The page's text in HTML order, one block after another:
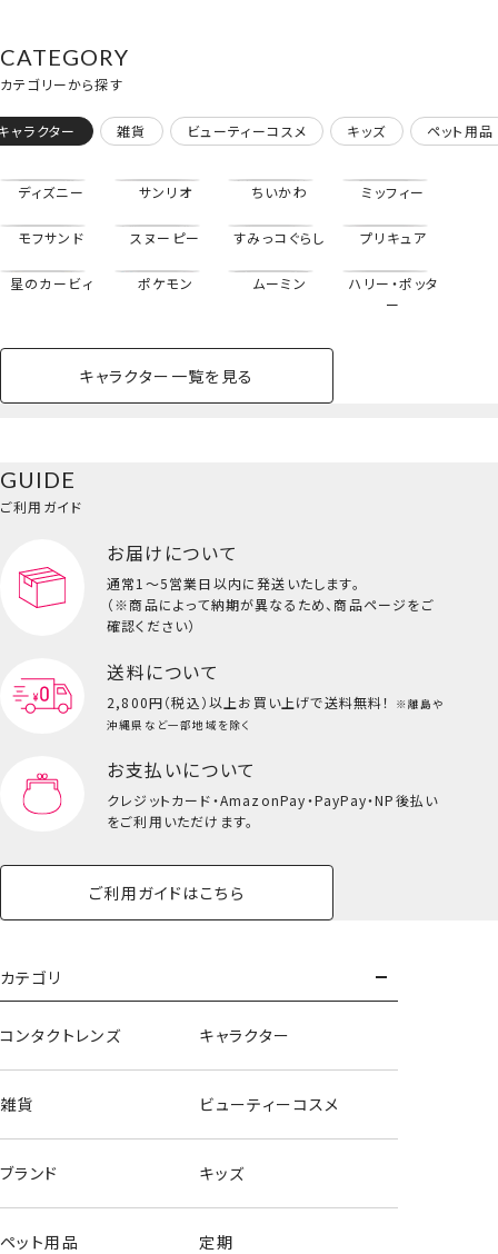
マスコットチャーム
粧美堂 SHOBIDO
サンリオ
CATEGORY
カテゴリーから探す
ャラクター 雑貨 ビューティーコスメ キッズ ペット用品
ディズニー サンリオ ちいかわ ミッフィー
モフサンド スヌーピー すみっコぐらし プリキュア
星のカービィ ポケモン ムーミン
ハリー・ポッタ
ー
キャラクター一覧を見る
イクアップ
ビューティーコスメ一覧を見る
バッグ・タオル・
小物
キッズ一覧を見る
GUIDE
ご利用ガイド
お届けについて
通常1～5営業日以内に発送いたします。
（※商品によって納期が異なるため、商品ページをご
確認ください）
送料について
2,800円（税込）以上お買い上げで送料無料！
※離島や
沖縄県など一部地域を除く
お支払いについて
クレジットカード・AmazonPay・PayPay・NP後払い
をご利用いただけます。
ご利用ガイドはこちら
カテゴリ
コンタクトレンズ キャラクター
雑貨 ビューティーコスメ
ブランド キッズ
ペット用品 定期